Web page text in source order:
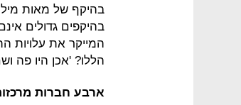
בהיקף של מאות
בהיקפים גדולים
המייקר את עלויות
הללו? 'אכן היו פה
ארבע חברות מרכזות 80%